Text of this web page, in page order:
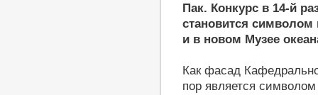
Пак. Конкурс в 14-й
становится
и в новом Музее
Как фасад
пор является